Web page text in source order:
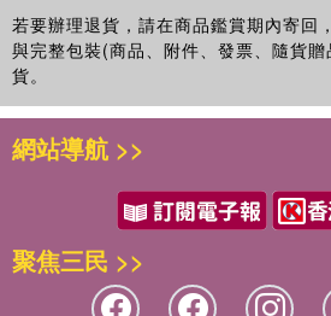
若要辦理退貨，請在商品鑑賞期內寄回
與完整包裝(商品、附件、發票、隨貨
貨。
網站導航 >>
聚焦三民 >>